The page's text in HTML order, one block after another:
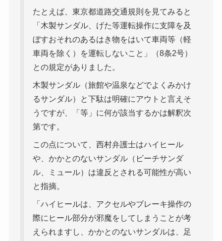
たとえば、東京都道路交通規則を見てみると
「木製サンダル、げた等運転操作に支障を及
ぼすおそれのあるはき物をはいて車両等（軽
車両を除く）を運転しないこと」（8条2号）
との規定がありました。
木製サンダル（旅館や温泉などでよくみかけ
るサンダル）と下駄は明確にアウトと言えそ
うですが、「等」に何が該当するかは解釈次
第です。
この点について、西村弁護士はハイヒール
や、かかとのないサンダル（ビーチサンダ
ル、ミュール）は違反とされる可能性が高い
と指摘。
「ハイヒールは、アクセルやブレーキ操作の
際にヒール部分が邪魔をしてしまうことが考
えられますし、かかとのないサンダルは、足